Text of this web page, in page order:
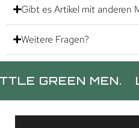
Gibt es Artikel mit anderen
Weitere Fragen?
MEN.